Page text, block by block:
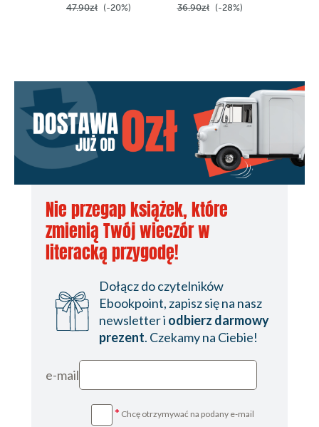
47.90zł (-20%) 36.90zł (-28%)
Nie przegap książek, które
zmienią Twój wieczór w
literacką przygodę!
Dołącz do czytelników
Ebookpoint, zapisz się na nasz
newsletter i odbierz darmowy
prezent. Czekamy na Ciebie!
e-mail
* Chcę otrzymywać na podany e-mail